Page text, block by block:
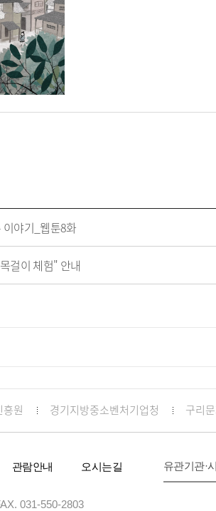
야기_웹툰8화
걸이 체험" 안내
원 경기지방중소벤처기업청 구리
관람안내 오시는길
031-550-2803
유관기관·